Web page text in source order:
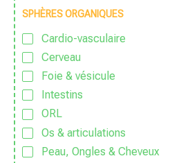
Stress
SPHÈRES ORGANIQUES
Cardio-vasculaire
Cerveau
Foie & vésicule
Intestins
ORL
Os & articulations
Peau, Ongles & Cheveux